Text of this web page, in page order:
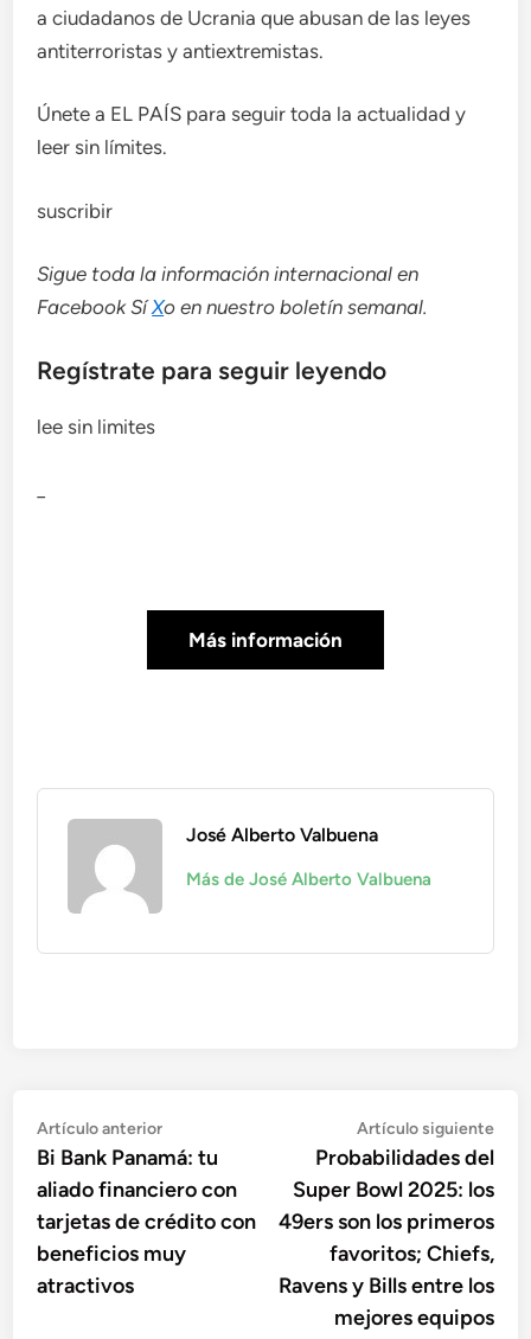
a ciudadanos de Ucrania que abusan de las leyes
antiterroristas y antiextremistas.
Únete a EL PAÍS para seguir toda la actualidad y
leer sin límites.
suscribir
Sigue toda la información internacional en
FacebookSíXo ennuestro boletín semanal.
Regístrate para seguir leyendo
lee sin limites
Más información
José Alberto Valbuena
Más de José Alberto Valbuena
Navegación
de
entradas
Artículo anteriorArtículo
anterior:
Bi Bank Panamá: tu
aliado financiero con
tarjetas de crédito con
beneficios muy
atractivos
Artículo siguiente
Probabilidades del
Super Bowl 2025: los
49ers son los primeros
favoritos; Chiefs,
Ravens y Bills entre los
mejores equipos